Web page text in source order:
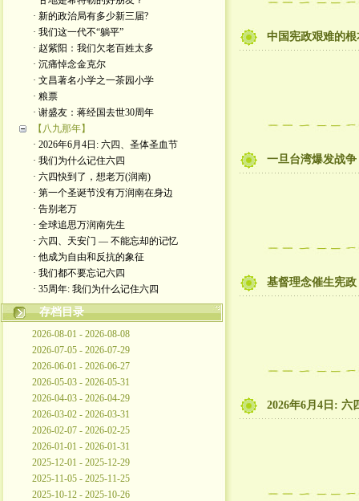
· 新的政治局有多少新三届?
· 我们这一代不“躺平”
· 赵紫阳：我们欠老百姓太多
· 沉痛悼念金克尔
· 文昌著名小学之一茶园小学
· 粮票
· 谢盛友：蒋经国去世30周年
【八九那年】
· 2026年6月4日: 六四、圣体圣血节
· 我们为什么记住六四
· 六四快到了，想老万(润南)
· 第一个圣诞节没有万润南在身边
· 告别老万
· 全球追思万润南先生
· 六四、天安门 — 不能忘却的记忆
· 他成为自由和反抗的象征
· 我们都不要忘记六四
· 35周年: 我们为什么记住六四
存档目录
2026-08-01 - 2026-08-08
2026-07-05 - 2026-07-29
2026-06-01 - 2026-06-27
2026-05-03 - 2026-05-31
2026-04-03 - 2026-04-29
2026-03-02 - 2026-03-31
2026-02-07 - 2026-02-25
2026-01-01 - 2026-01-31
2025-12-01 - 2025-12-29
2025-11-05 - 2025-11-25
2025-10-12 - 2025-10-26
中国宪政艰难的
一旦台湾爆发战
基督理念催生宪政
2026年6月4日: 六